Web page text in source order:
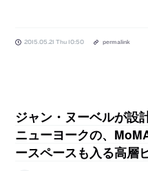
2015.05.21 Thu 10:50 permalink
ジャン・ヌーベルが設
ニューヨークの、
ースペースも入る高層